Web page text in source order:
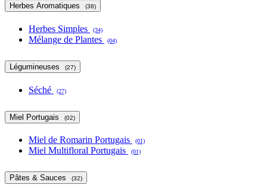
Herbes Aromatiques (38)
Herbes Simples (34)
Mélange de Plantes (04)
Légumineuses (27)
Séché (27)
Miel Portugais (02)
Miel de Romarin Portugais (01)
Miel Multifloral Portugais (01)
Pâtes & Sauces (32)